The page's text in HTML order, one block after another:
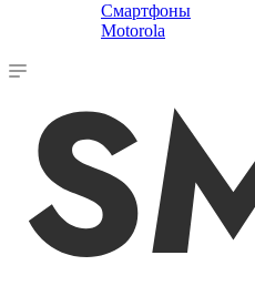
Смартфоны
Motorola